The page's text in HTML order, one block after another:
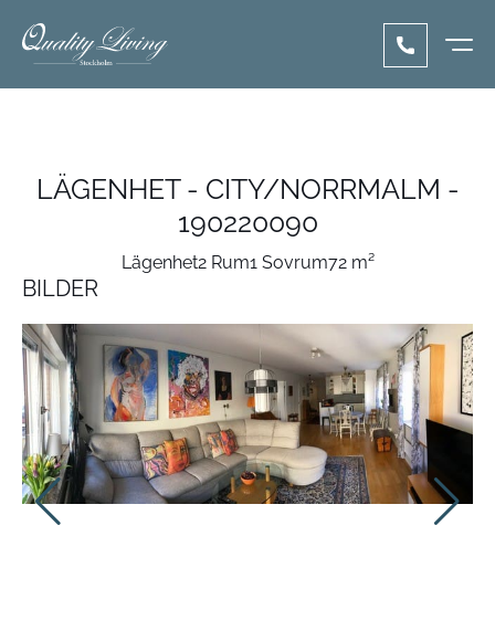
LÄGENHET - CITY/NORRMALM -
190220090
Lägenhet2 Rum1 Sovrum72 m²
BILDER